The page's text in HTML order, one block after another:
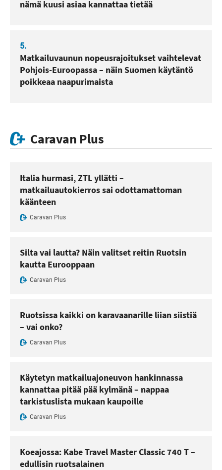
nämä kuusi asiaa kannattaa tietää
5.
Matkailuvaunun nopeusrajoitukset vaihtelevat
Pohjois-Euroopassa – näin Suomen käytäntö
poikkeaa naapurimaista
Caravan Plus
Italia hurmasi, ZTL yllätti –
matkailuautokierros sai odottamattoman
käänteen
Caravan Plus
Silta vai lautta? Näin valitset reitin Ruotsin
kautta Eurooppaan
Caravan Plus
Ruotsissa kaikki on karavaanarille liian siistiä
– vai onko?
Caravan Plus
Käytetyn matkailuajoneuvon hankinnassa
kannattaa pitää pää kylmänä – nappaa
tarkistuslista mukaan kaupoille
Caravan Plus
Koeajossa: Kabe Travel Master Classic 740 T –
edullisin ruotsalainen